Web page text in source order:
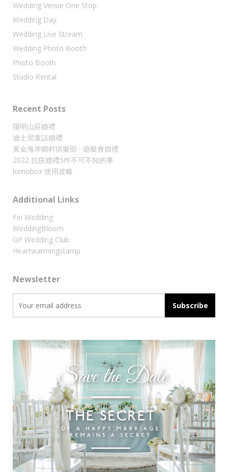
Wedding Venue One Stop
Wedding Day
Wedding Live Stream
Wedding Photo Booth
Photo Booth
Studio Rental
Recent Posts
陽明山莊婚禮
迪士尼童話婚禮
黃金海岸鄉村俱樂部 ‧ 遊艇會婚禮
2022 抗疫婚禮5件不可不知的事
lomobox 使用攻略
Additional Links
Fei Wedding
WeddingBloom
GP Wedding Club
Heartwarmingstamp
Newsletter